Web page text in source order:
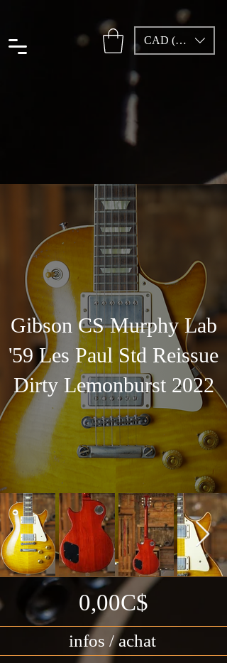
CAD (C$)
Gibson CS Murphy Lab
'59 Les Paul Std Reissue
Dirty Lemonburst 2022
0,00C$
infos / achat